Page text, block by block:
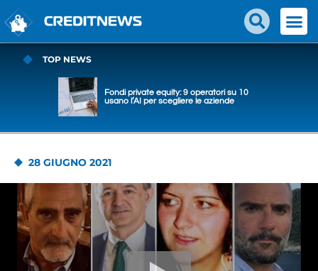
TOP NEWS
Fondi private equity: 9 operatori su 10
usano l’AI per scegliere le aziende
28 GIUGNO 2021